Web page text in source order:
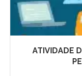
ATIVIDADE